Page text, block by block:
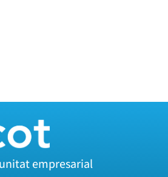
empresarial